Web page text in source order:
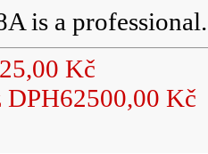
is a
Kč
DPH62500,00 Kč